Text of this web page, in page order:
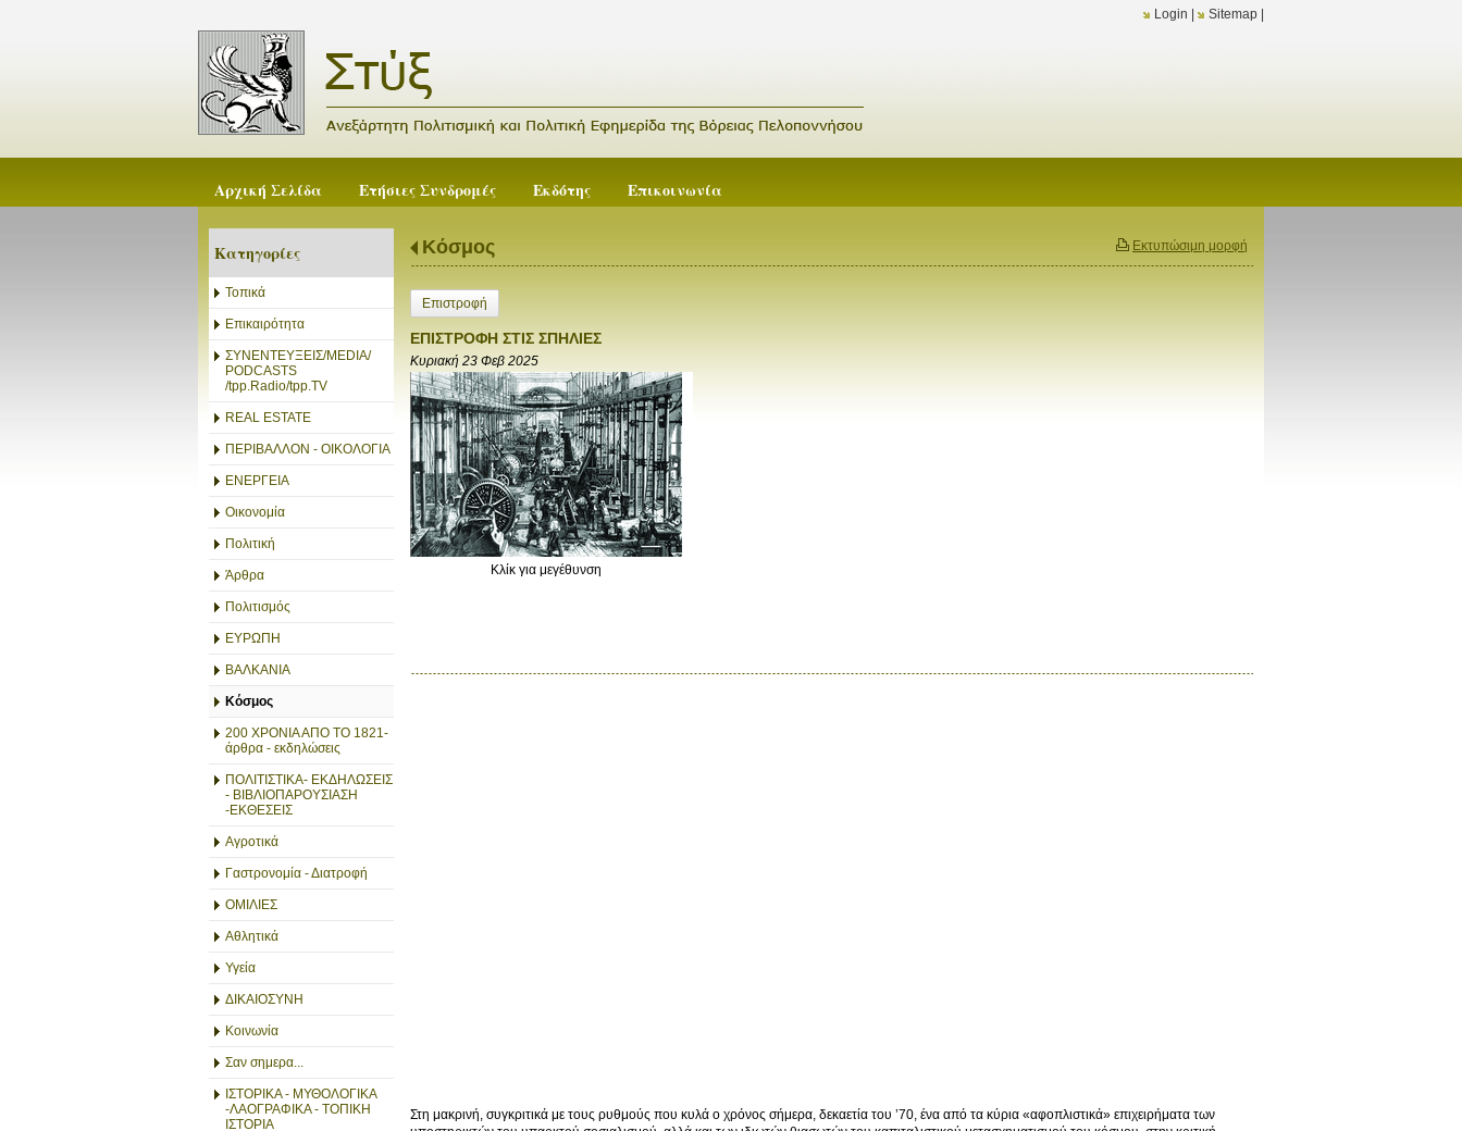
Login Sitemap
Αρχική Σελίδα Ετήσιες Συνδρομές Εκδότης Επικοινωνία
Κατηγορίες
Τοπικά
Επικαιρότητα
ΣΥΝΕΝΤΕΥΞΕΙΣ/MEDIA/
PODCASTS
/tpp.Radio/tpp.TV
REAL ESTATE
ΠΕΡΙΒΑΛΛΟΝ - ΟΙΚΟΛΟΓΙΑ
ΕΝΕΡΓΕΙΑ
Οικονομία
Πολιτική
Άρθρα
Πολιτισμός
ΕΥΡΩΠΗ
ΒΑΛΚΑΝΙΑ
Κόσμος
200 ΧΡΟΝΙΑ ΑΠΟ ΤΟ 1821-
άρθρα - εκδηλώσεις
ΠΟΛΙΤΙΣΤΙΚΑ- ΕΚΔΗΛΩΣΕΙΣ
- ΒΙΒΛΙΟΠΑΡΟΥΣΙΑΣΗ
-ΕΚΘΕΣΕΙΣ
Αγροτικά
Γαστρονομία - Διατροφή
ΟΜΙΛΙΕΣ
Αθλητικά
Υγεία
ΔΙΚΑΙΟΣΥΝΗ
Κοινωνία
Σαν σημερα...
ΙΣΤΟΡΙΚΑ - ΜΥΘΟΛΟΓΙΚΑ
-ΛΑΟΓΡΑΦΙΚΑ - ΤΟΠΙΚΗ
ΙΣΤΟΡΙΑ
Εκτυπώσιμη μορφή
Κόσμος
Επιστροφή
ΕΠΙΣΤΡΟΦΗ ΣΤΙΣ ΣΠΗΛΙΕΣ
Κυριακή 23 Φεβ 2025
Κλίκ για μεγέθυνση
Στη μακρινή, συγκριτικά με τους ρυθμούς που κυλά ο χρόνος σήμερα, δεκαετία του ’70, ένα από τα κύρια «αφοπλιστικά» επιχειρήματα των